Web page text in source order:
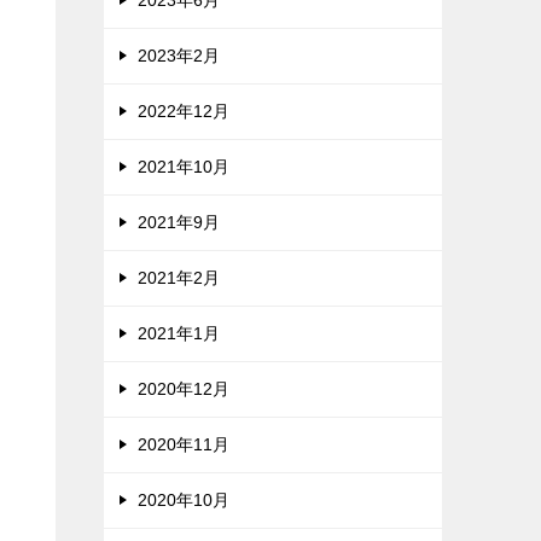
2023年2月
2022年12月
2021年10月
2021年9月
2021年2月
2021年1月
2020年12月
2020年11月
2020年10月